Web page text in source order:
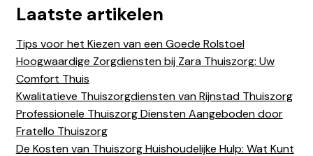
Laatste artikelen
Tips voor het Kiezen van een Goede Rolstoel
Hoogwaardige Zorgdiensten bij Zara Thuiszorg: Uw
Comfort Thuis
Kwalitatieve Thuiszorgdiensten van Rijnstad Thuiszorg
Professionele Thuiszorg Diensten Aangeboden door
Fratello Thuiszorg
De Kosten van Thuiszorg Huishoudelijke Hulp: Wat Kunt